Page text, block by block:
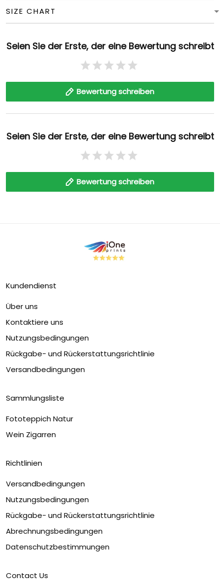
SIZE CHART
Seien Sie der Erste, der eine Bewertung schreibt
Bewertung schreiben
Seien Sie der Erste, der eine Bewertung schreibt
Bewertung schreiben
Kundendienst
Über uns
Kontaktiere uns
Nutzungsbedingungen
Rückgabe- und Rückerstattungsrichtlinie
Versandbedingungen
Sammlungsliste
Fototeppich Natur
Wein Zigarren
Richtlinien
Versandbedingungen
Nutzungsbedingungen
Rückgabe- und Rückerstattungsrichtlinie
Abrechnungsbedingungen
Datenschutzbestimmungen
Contact Us